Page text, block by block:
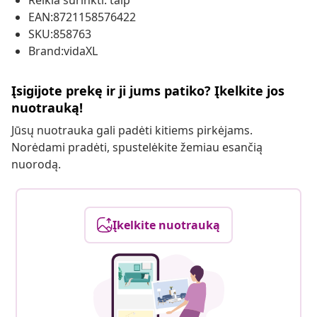
EAN:8721158576422
SKU:858763
Brand:vidaXL
Įsigijote prekę ir ji jums patiko? Įkelkite jos
nuotrauką!
Jūsų nuotrauka gali padėti kitiems pirkėjams.
Norėdami pradėti, spustelėkite žemiau esančią
nuorodą.
Įkelkite nuotrauką